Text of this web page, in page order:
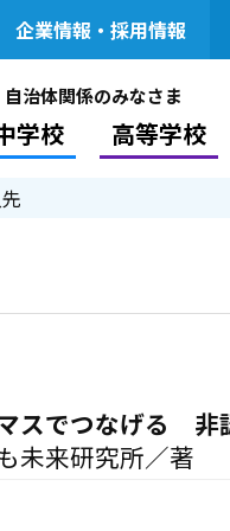
企業情報・採用情報
治体関係のみなさま
学校 高等学校
スでつなげる 非
未来研究所／著